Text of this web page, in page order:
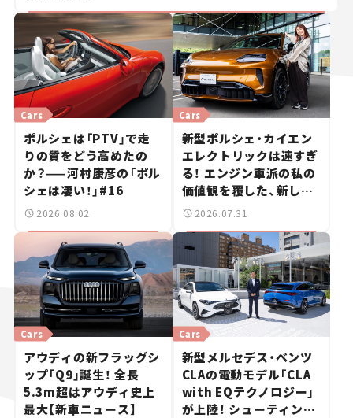
Cars
ポルシェは「PTV」で走
りの質をどう高めたの
か？——河村康彦の「ポル
シェは凄い！」#16
2026.08.02
Cars
新型ポルシェ・カイエン
エレクトリックは速すぎ
る！ エンジン車派の私の
価値観を覆した、新しい
ポルシェの走り。
2026.07.31
Cars
アウディの新フラッグシ
ップ「Q9」誕生！ 全長
5.3m超はアウディ史上
最大【新車ニュース】
Cars
新型メルセデス・ベンツ
CLAの電動モデル「CLA
with EQテクノロジー」
が上陸！ シューティング